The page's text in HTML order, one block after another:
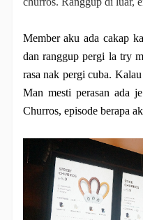
Member aku ada cakap
dan ranggup pergi la try
rasa nak pergi cuba.
Man mesti perasan ada
Churros, episode berapa